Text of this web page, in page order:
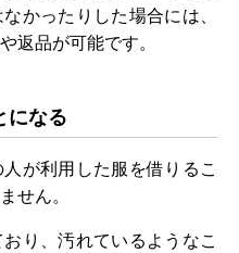
かったりした場合には、
返品が可能です。
になる
が利用した服を借りるこ
せん。
り、汚れているようなこ